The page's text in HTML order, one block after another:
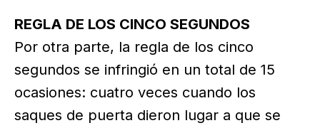
REGLA DE LOS CINCO SEGUNDOS
Por otra parte, la regla de los cinco
segundos se infringió en un total de 15
ocasiones: cuatro veces cuando los
saques de puerta dieron lugar a que se